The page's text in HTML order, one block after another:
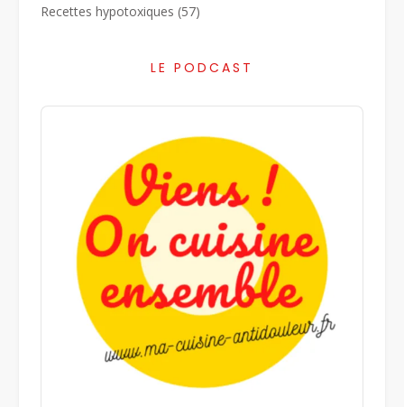
Recettes hypotoxiques (57)
LE PODCAST
Audio